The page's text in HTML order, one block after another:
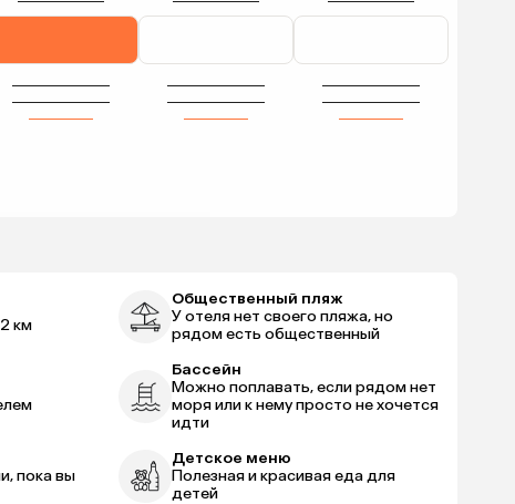
км
Общественный пляж
У отеля нет своего пляжа, но
рядом есть общественный
Бассейн
Можно поплавать, если рядом нет
моря или к нему просто не хочется
идти
пока вы
Детское меню
Полезная и красивая еда для
детей